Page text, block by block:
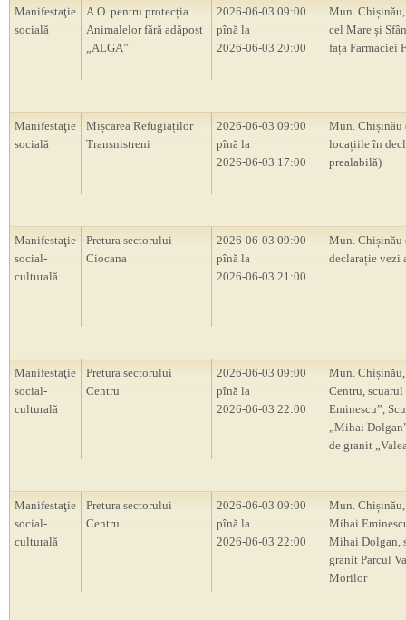
Manifestaţie
socială
A.O. pentru protecția
Animalelor fără adăpost
„ALGA”
2026-06-03 09:00
pînă la
2026-06-03 20:00
Mun.
cel Mare și
fața Farmaciei
Manifestaţie
socială
Mișcarea Refugiaților
Transnistreni
2026-06-03 09:00
pînă la
2026-06-03 17:00
Mun. Chișinău
locațiile în
prealabilă)
Manifestaţie
social-
culturală
Pretura sectorului
Ciocana
2026-06-03 09:00
pînă la
2026-06-03 21:00
Mun. Chișinău
declarație vezi
Manifestaţie
social-
culturală
Pretura sectorului
Centru
2026-06-03 09:00
pînă la
2026-06-03 22:00
Mun. Chișinău,
Centru,
Eminescu”,
„Mihai
de granit
Manifestaţie
social-
culturală
Pretura sectorului
Centru
2026-06-03 09:00
pînă la
2026-06-03 22:00
Mun.
Mihai
Mihai Dolgan,
granit Parcul
Morilor